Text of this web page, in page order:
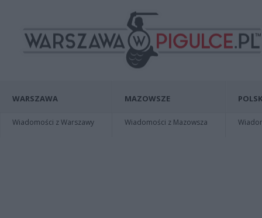
WARSZAWA
Wiadomości z Warszawy
MAZOWSZE
Wiadomości z Mazowsza